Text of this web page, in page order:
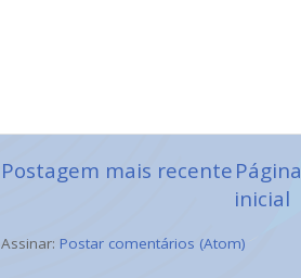
Postagem mais recentePágina
inicial
Assinar: Postar comentários (Atom)